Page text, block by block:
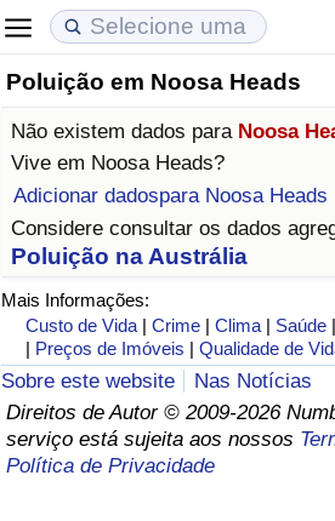
Poluição em Noosa Heads
Não existem dados para Noosa
Vive em Noosa Heads?
Adicionar dadospara Noosa Heads
Considere consultar os dados
Poluição na Austrália
Mais Informações:
Custo de Vida |Crime |Clima | Saúde |
| Preços de Imóveis |Qualidade de
Sobre este website
Nas Notícias
Direitos de Autor © 2009-2026
serviço está sujeita aos nossos
Política de Privacidade
Custo de Vida
Indicador de Custo de Vida (Atual)
Indicador de Custo de Vida
Indicador de Custo de Vida Por
em Aqaba
Preços de Imóveis
Indicador de Preços de Imóveis
Indicador de Preços de Imóveis
Indicador de Preços de Imóveis
Qualidade de Vida
Indicador de Qualidade de Vida
Indicador de Qualidade de Vida
Índice de qualidade de vida por
Crime
Taxa do Indicador de Crime (Atual)
Indicador de Crime